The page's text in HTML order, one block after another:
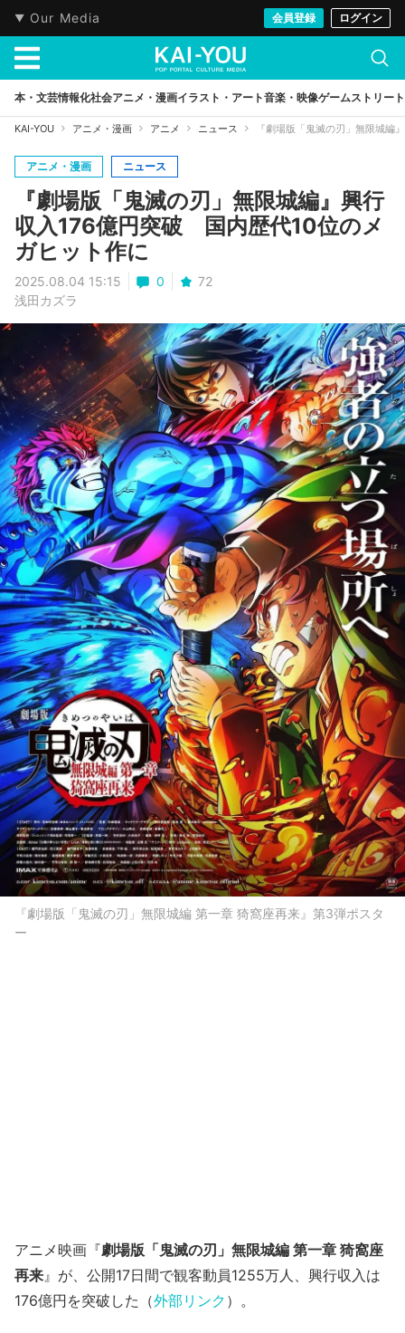
Our Media 会員登録 ログイン
本・文芸情報化社会アニメ・漫画イラスト・アート音楽・映像ゲームストリート
KAI-YOU アニメ・漫画 アニメ ニュース 『劇場版「鬼滅の刃」無限城
アニメ・漫画 ニュース
『劇場版「鬼滅の刃」無限城編』興行
収入176億円突破 国内歴代10位のメ
ガヒット作に
2025.08.04 15:15 0
72
浅田カズラ
『劇場版「鬼滅の刃」無限城編 第一章 猗窩座再来』第3弾ポスタ
ー
アニメ映画『劇場版「鬼滅の刃」無限城編 第一章 猗窩座
再来 』が、公開17日間で観客動員1255万人、興行収入は
176億円を突破した（外部リンク ）。